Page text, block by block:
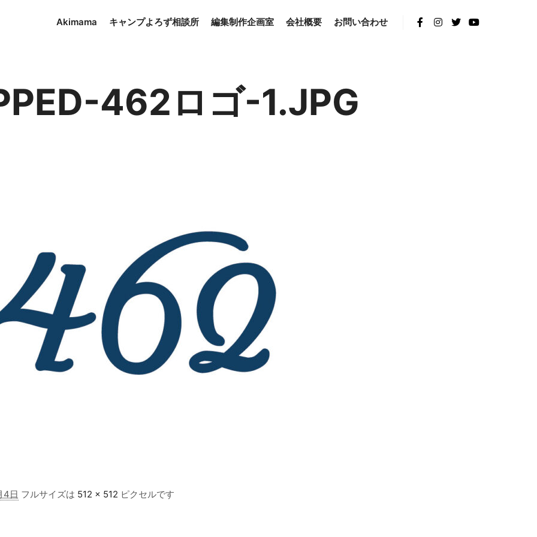
Akimama キャンプよろず相談所 編集制作企画室 会社概要 お問い合わせ
462ロゴ-1.JPG
4日 フルサイズは 512 × 512 ピクセルです